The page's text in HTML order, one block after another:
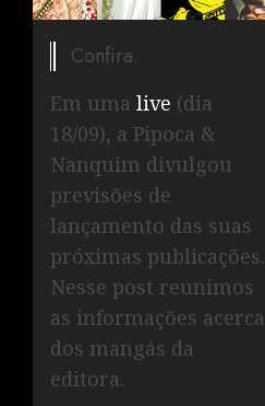
Confira.
Em uma live (dia
18/09), a Pipoca &
Nanquim divulgou
previsões de
lançamento das suas
próximas publicações.
Nesse post reunimos
as informações acerca
dos mangás da
editora.